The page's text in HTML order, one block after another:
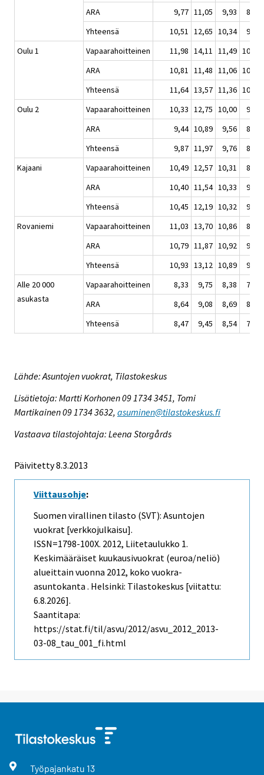
ARA
9,77 11,05 9,93
8,92
Yhteensä
10,51 12,65 10,34
9,31
Oulu 1
Vapaarahoitteinen 11,98 14,11 11,49 10,51
ARA
10,81 11,48 11,06 10,00
Yhteensä
11,64 13,57 11,36 10,34
Oulu 2
Vapaarahoitteinen 10,33 12,75 10,00
9,14
ARA
9,44 10,89 9,56
8,60
Yhteensä
9,87 11,97 9,76
8,86
Kajaani
Vapaarahoitteinen 10,49 12,57 10,31
8,79
ARA
10,40 11,54 10,33
9,88
Yhteensä
10,45 12,19 10,32
9,33
Rovaniemi
Vapaarahoitteinen 11,03 13,70 10,86
8,94
ARA
10,79 11,87 10,92
9,98
Yhteensä
10,93 13,12 10,89
9,39
Alle 20 000
asukasta
Vapaarahoitteinen 8,33 9,75 8,38
7,56
ARA
8,64 9,08 8,69
8,21
Yhteensä
8,47 9,45 8,54 7,80
Lähde: Asuntojen vuokrat, Tilastokeskus
Lisätietoja: Martti Korhonen 09 1734 3451, Tomi
Martikainen 09 1734 3632, asuminen@tilastokeskus.fi
Vastaava tilastojohtaja: Leena Storgårds
Päivitetty 8.3.2013
Viittausohje:
Suomen virallinen tilasto (SVT): Asuntojen
vuokrat [verkkojulkaisu].
ISSN=1798-100X. 2012, Liitetaulukko 1.
Keskimääräiset kuukausivuokrat (euroa/neliö)
alueittain vuonna 2012, koko vuokra-
asuntokanta . Helsinki: Tilastokeskus [viitattu:
6.8.2026].
Saantitapa:
https://stat.fi/til/asvu/2012/asvu_2012_2013-
03-08_tau_001_fi.html
Työpajankatu 13